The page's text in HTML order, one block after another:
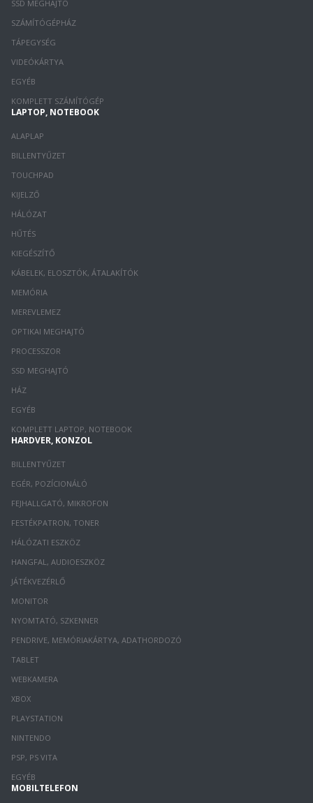
SSD MEGHAJTÓ
SZÁMÍTÓGÉPHÁZ
TÁPEGYSÉG
VIDEÓKÁRTYA
EGYÉB
KOMPLETT SZÁMÍTÓGÉP
LAPTOP, NOTEBOOK
ALAPLAP
BILLENTYŰZET
TOUCHPAD
KIJELZŐ
HÁLÓZAT
HŰTÉS
KIEGÉSZÍTŐ
KÁBELEK, ELOSZTÓK, ÁTALAKÍTÓK
MEMÓRIA
MEREVLEMEZ
OPTIKAI MEGHAJTÓ
PROCESSZOR
SSD MEGHAJTÓ
HÁZ
EGYÉB
KOMPLETT LAPTOP, NOTEBOOK
HARDVER, KONZOL
BILLENTYŰZET
EGÉR, POZÍCIONÁLÓ
FEJHALLGATÓ, MIKROFON
FESTÉKPATRON, TONER
HÁLÓZATI ESZKÖZ
HANGFAL, AUDIOESZKÖZ
JÁTÉKVEZÉRLŐ
MONITOR
NYOMTATÓ, SZKENNER
PENDRIVE, MEMÓRIAKÁRTYA, ADATHORDOZÓ
TABLET
WEBKAMERA
XBOX
PLAYSTATION
NINTENDO
PSP, PS VITA
EGYÉB
MOBILTELEFON